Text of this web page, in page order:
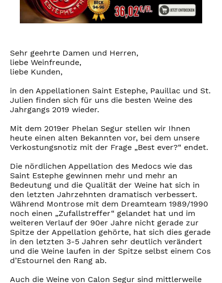
Sehr geehrte Damen und Herren,
liebe Weinfreunde,
liebe Kunden,
in den Appellationen Saint Estephe, Pauillac und St.
Julien finden sich für uns die besten Weine des
Jahrgangs 2019 wieder.
Mit dem 2019er Phelan Segur stellen wir Ihnen
heute einen alten Bekannten vor, bei dem unsere
Verkostungsnotiz mit der Frage „Best ever?“ endet.
Die nördlichen Appellation des Medocs wie das
Saint Estephe gewinnen mehr und mehr an
Bedeutung und die Qualität der Weine hat sich in
den letzten Jahrzehnten dramatisch verbessert.
Während Montrose mit dem Dreamteam 1989/1990
noch einen „Zufallstreffer“ gelandet hat und im
weiteren Verlauf der 90er Jahre nicht gerade zur
Spitze der Appellation gehörte, hat sich dies gerade
in den letzten 3-5 Jahren sehr deutlich verändert
und die Weine laufen in der Spitze selbst einem Cos
d’Estournel den Rang ab.
Auch die Weine von Calon Segur sind mittlerweile